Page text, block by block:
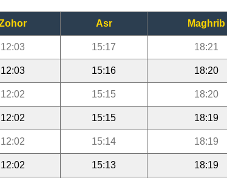
Asr Maghrib
12:03 15:17 18:21
12:03 15:16 18:20
12:02 15:15 18:20
12:02 15:15 18:19
12:02 15:14 18:19
12:02 15:13 18:19